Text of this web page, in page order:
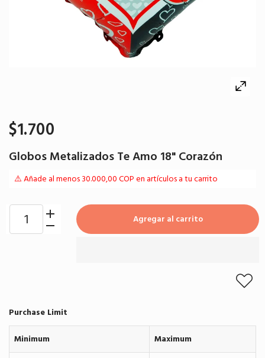
$1.700
Globos Metalizados Te Amo 18" Corazón
⚠️ Añade al menos 30.000,00 COP en artículos a tu carrito
Agregar al carrito
Purchase Limit
Minimum
Maximum